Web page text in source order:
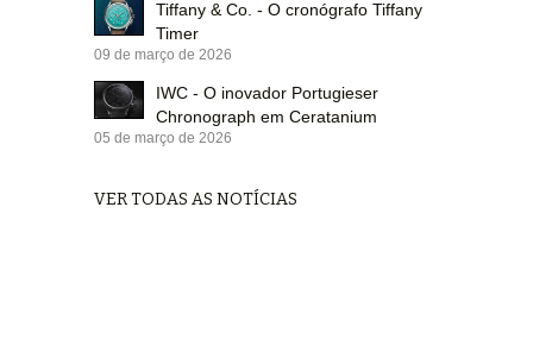
Tiffany & Co. - O cronógrafo Tiffany
Timer
09 de março de 2026
IWC - O inovador Portugieser
Chronograph em Ceratanium
05 de março de 2026
VER TODAS AS NOTÍCIAS